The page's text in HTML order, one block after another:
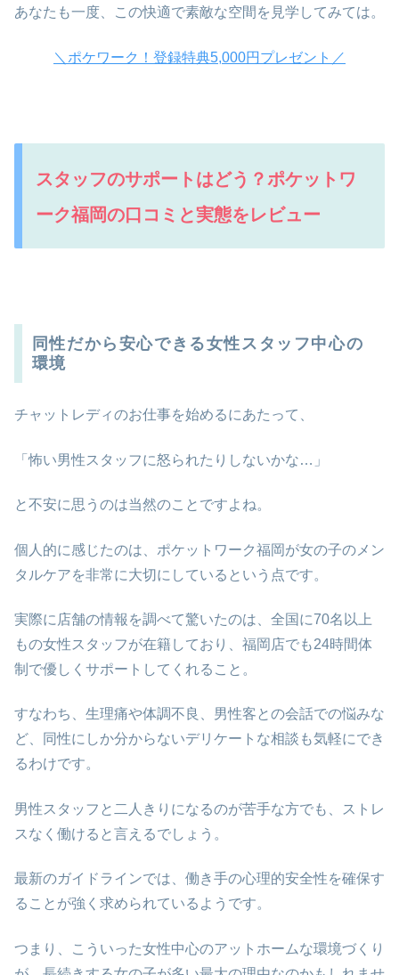
あなたも一度、この快適で素敵な空間を見学してみては。
＼ポケワーク！登録特典5,000円プレゼント／
スタッフのサポートはどう？ポケットワ
ーク福岡の口コミと実態をレビュー
同性だから安心できる女性スタッフ中心の
環境
チャットレディのお仕事を始めるにあたって、
「怖い男性スタッフに怒られたりしないかな…」
と不安に思うのは当然のことですよね。
個人的に感じたのは、ポケットワーク福岡が女の子のメン
タルケアを非常に大切にしているという点です。
実際に店舗の情報を調べて驚いたのは、全国に70名以上
もの女性スタッフが在籍しており、福岡店でも24時間体
制で優しくサポートしてくれること。
すなわち、生理痛や体調不良、男性客との会話での悩みな
ど、同性にしか分からないデリケートな相談も気軽にでき
るわけです。
男性スタッフと二人きりになるのが苦手な方でも、ストレ
スなく働けると言えるでしょう。
最新のガイドラインでは、働き手の心理的安全性を確保す
ることが強く求められているようです。
つまり、こういった女性中心のアットホームな環境づくり